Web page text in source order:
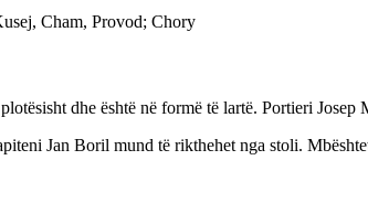
Cham, Provod; Chory
dhe është në formë të lartë. Portieri
Jan Boril mund të rikthehet nga stoli.